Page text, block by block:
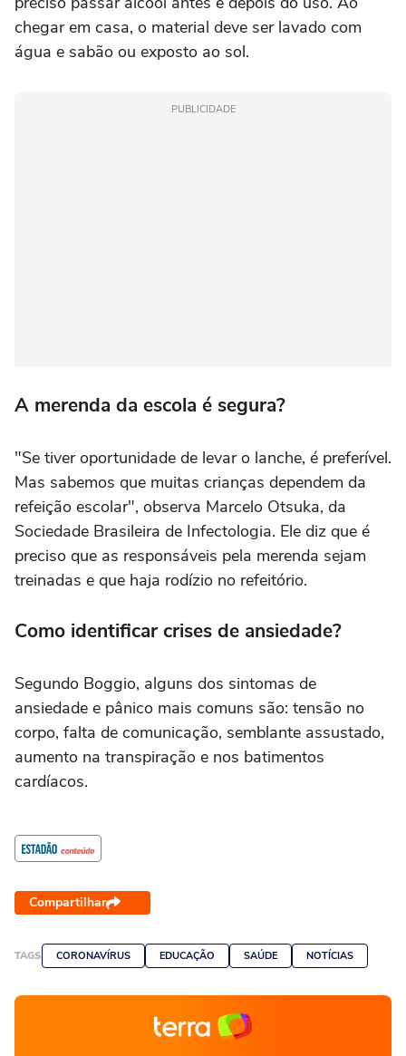
chegar em casa, o material deve ser lavado com
água e sabão ou exposto ao sol.
PUBLICIDADE
A merenda da escola é segura?
"Se tiver oportunidade de levar o lanche, é preferível.
Mas sabemos que muitas crianças dependem da
refeição escolar", observa Marcelo Otsuka, da
Sociedade Brasileira de Infectologia. Ele diz que é
preciso que as responsáveis pela merenda sejam
treinadas e que haja rodízio no refeitório.
Como identificar crises de ansiedade?
Segundo Boggio, alguns dos sintomas de
ansiedade e pânico mais comuns são: tensão no
corpo, falta de comunicação, semblante assustado,
aumento na transpiração e nos batimentos
cardíacos.
Compartilhar
TAGS CORONAVÍRUS EDUCAÇÃO SAÚDE NOTÍCIAS